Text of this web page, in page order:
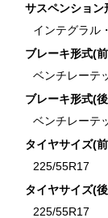
サスペンション
インテグラル
ブレーキ形式(
ベンチレーテ
ブレーキ形式(
ベンチレーテ
タイヤサイズ(
225/55R17
タイヤサイズ(
225/55R17